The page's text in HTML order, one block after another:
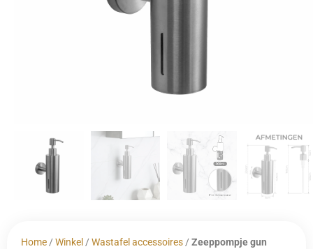
Home / Winkel / Wastafel accessoires / Zeeppompje gun